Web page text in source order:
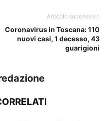
Articolo successivo
Coronavirus in Toscana: 110
nuovi casi, 1 decesso, 43
guarigioni